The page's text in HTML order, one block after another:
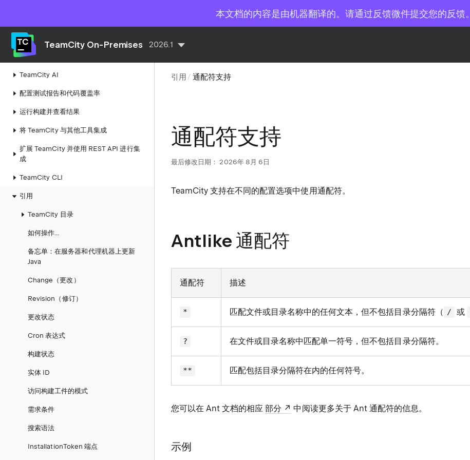
本文档的内容是由机器翻译的。请通过反馈微件提交您的反馈。
TeamCity On-Premises 2026.1
Pipelines
构建步骤
TeamCity AI
配置测试报告和代码覆盖率
运行构建并查看结果
将 TeamCity 与其他工具集成
扩展 TeamCity 并使用 REST API 进行集
成
TeamCity CLI​
引用
TeamCity 目录
如何操作...
备忘单：在服务器和代理机器上更新
Java
Change（更改）
Revision（修订）
更改状态
Cron 表达式
构建状态
实体 ID
访问构建工件的模式
需求条件
搜索语法
InstallationToken 端点
引用 通配符支持
通配符支持
最后修改日期： 2026年 8月 6日
TeamCity 支持在不同的配置选项中使用通配符。
Antlike 通配符
通配符 描述
* 匹配文件或目录名称中的任何文本，但不包括目录分隔符（ / 或
? 在文件或目录名称中匹配单一符号，但不包括目录分隔符。
** 匹配包括目录分隔符在内的任何符号。
您可以在 Ant 文档的相应部分 中阅读更多关于 Ant 通配符的信息。
示例